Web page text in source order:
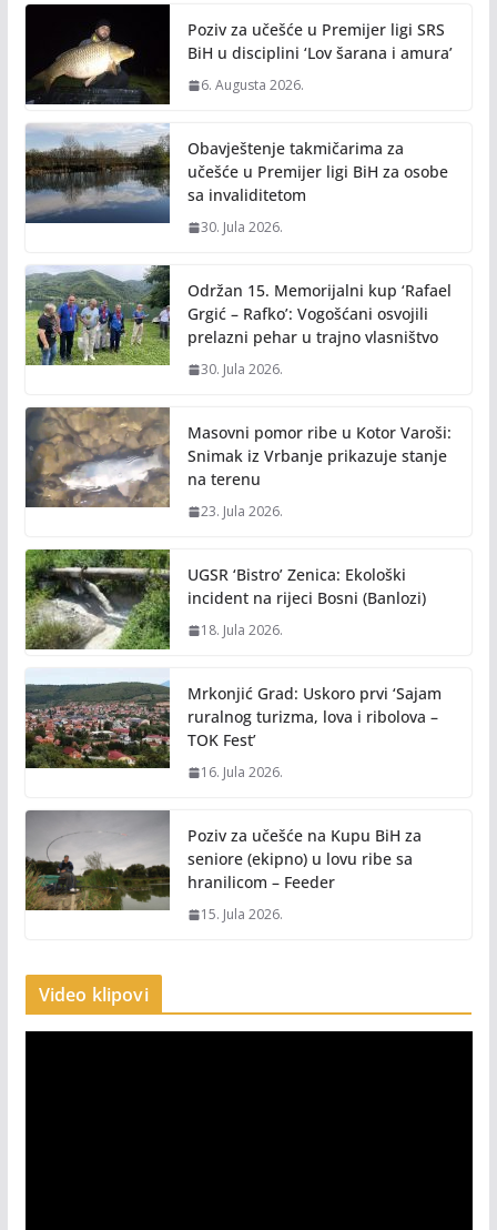
o
k
n
k
Poziv za učešće u Premijer ligi SRS
BiH u disciplini ‘Lov šarana i amura’
6. Augusta 2026.
Obavještenje takmičarima za
učešće u Premijer ligi BiH za osobe
sa invaliditetom
30. Jula 2026.
Održan 15. Memorijalni kup ‘Rafael
Grgić – Rafko’: Vogošćani osvojili
prelazni pehar u trajno vlasništvo
30. Jula 2026.
Masovni pomor ribe u Kotor Varoši:
Snimak iz Vrbanje prikazuje stanje
na terenu
23. Jula 2026.
UGSR ‘Bistro’ Zenica: Ekološki
incident na rijeci Bosni (Banlozi)
18. Jula 2026.
Mrkonjić Grad: Uskoro prvi ‘Sajam
ruralnog turizma, lova i ribolova –
TOK Fest’
16. Jula 2026.
Poziv za učešće na Kupu BiH za
seniore (ekipno) u lovu ribe sa
hranilicom – Feeder
15. Jula 2026.
Video klipovi